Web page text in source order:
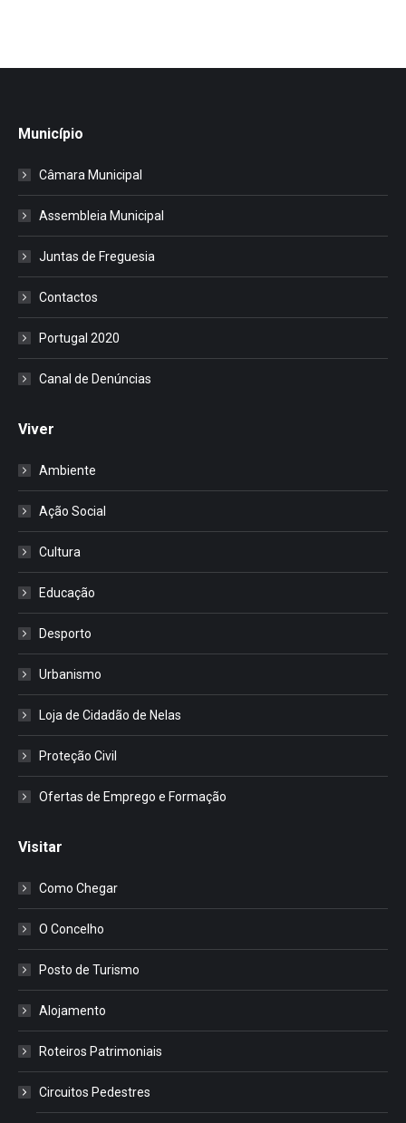
Município
Câmara Municipal
Assembleia Municipal
Juntas de Freguesia
Contactos
Portugal 2020
Canal de Denúncias
Viver
Ambiente
Ação Social
Cultura
Educação
Desporto
Urbanismo
Loja de Cidadão de Nelas
Proteção Civil
Ofertas de Emprego e Formação
Visitar
Como Chegar
O Concelho
Posto de Turismo
Alojamento
Roteiros Patrimoniais
Circuitos Pedestres